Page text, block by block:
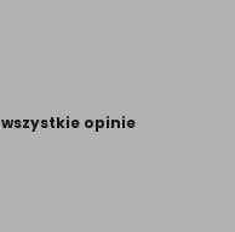
wszystkie opinie